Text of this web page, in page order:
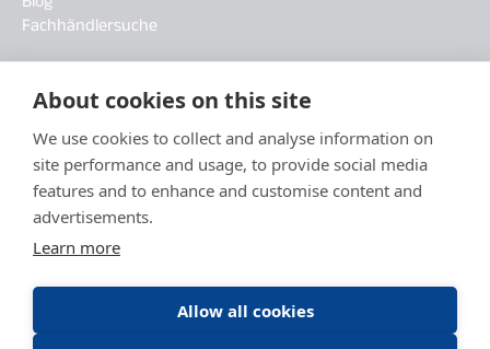
About cookies on this site
We use cookies to collect and analyse information on
site performance and usage, to provide social media
features and to enhance and customise content and
advertisements.
Learn more
Allow all cookies
Fachhändlersuche